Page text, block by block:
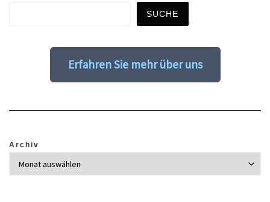
SUCHE
Erfahren Sie mehr über uns
Archiv